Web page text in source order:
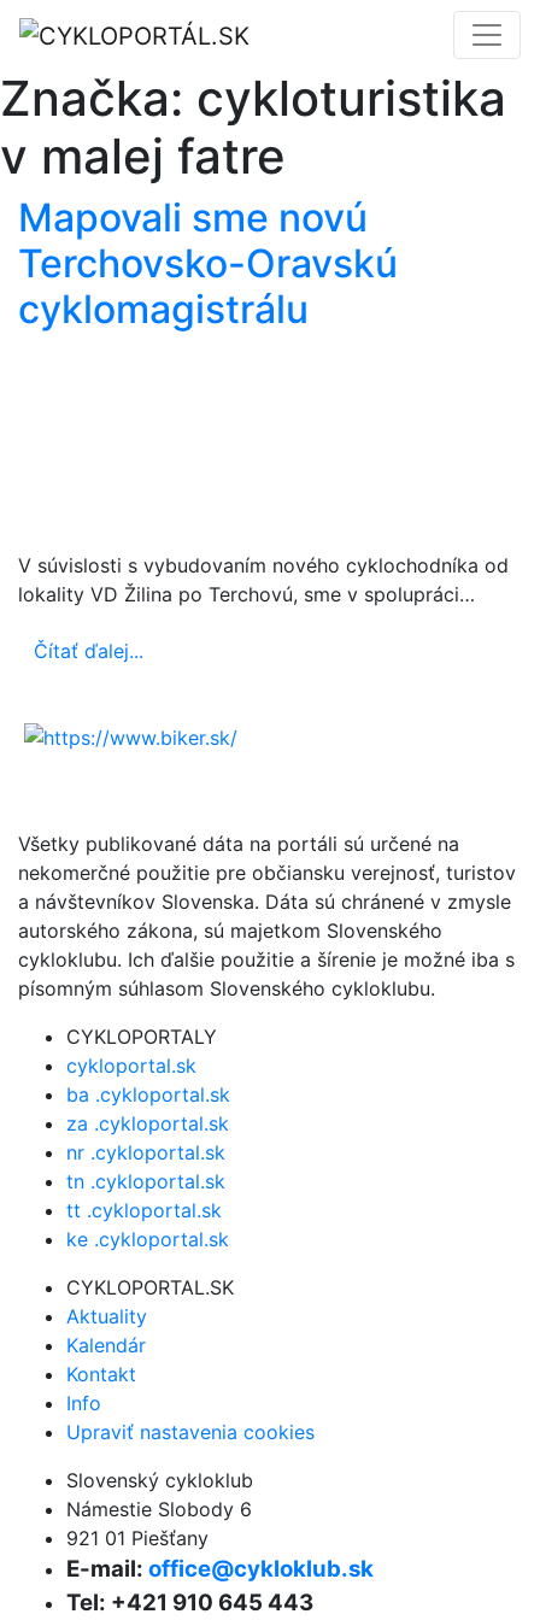
Značka: cykloturistika
v malej fatre
Mapovali sme novú
Terchovsko-Oravskú
cyklomagistrálu
V súvislosti s vybudovaním nového cyklochodníka od
lokality VD Žilina po Terchovú, sme v spolupráci…
Čítať ďalej...
Všetky publikované dáta na portáli sú určené na
nekomerčné použitie pre občiansku verejnosť, turistov
a návštevníkov Slovenska. Dáta sú chránené v zmysle
autorského zákona, sú majetkom Slovenského
cykloklubu. Ich ďalšie použitie a šírenie je možné iba s
písomným súhlasom Slovenského cykloklubu.
CYKLOPORTALY
cykloportal.sk
ba .cykloportal.sk
za .cykloportal.sk
nr .cykloportal.sk
tn .cykloportal.sk
tt .cykloportal.sk
ke .cykloportal.sk
CYKLOPORTAL.SK
Aktuality
Kalendár
Kontakt
Info
Upraviť nastavenia cookies
Slovenský cykloklub
Námestie Slobody 6
921 01 Piešťany
E-mail: office@cykloklub.sk
Tel: +421 910 645 443